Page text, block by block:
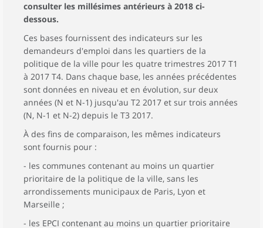
consulter les millésimes antérieurs à 2018 ci-
dessous.
Ces bases fournissent des indicateurs sur les
demandeurs d'emploi dans les quartiers de la
politique de la ville pour les quatre trimestres 2017 T1
à 2017 T4. Dans chaque base, les années précédentes
sont données en niveau et en évolution, sur deux
années (N et N-1) jusqu'au T2 2017 et sur trois années
(N, N-1 et N-2) depuis le T3 2017.
À des fins de comparaison, les mêmes indicateurs
sont fournis pour :
- les communes contenant au moins un quartier
prioritaire de la politique de la ville, sans les
arrondissements municipaux de Paris, Lyon et
Marseille ;
- les EPCI contenant au moins un quartier prioritaire